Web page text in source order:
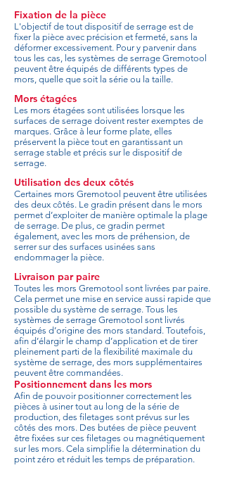
Fixation de la pièce
L'objectif de tout dispositif de serrage est de
fixer la pièce avec précision et fermeté, sans la
déformer excessivement. Pour y parvenir dans
tous les cas, les systèmes de serrage Gremotool
peuvent être équipés de différents types de
mors, quelle que soit la série ou la taille.
Mors étagées
Les mors étagées sont utilisées lorsque les
surfaces de serrage doivent rester exemptes de
marques. Grâce à leur forme plate, elles
préservent la pièce tout en garantissant un
serrage stable et précis sur le dispositif de
serrage.
Utilisation des deux côtés
Certaines mors Gremotool peuvent être utilisées
des deux côtés. Le gradin présent dans le mors
permet d’exploiter de manière optimale la plage
de serrage. De plus, ce gradin permet
également, avec les mors de préhension, de
serrer sur des surfaces usinées sans
endommager la pièce.
Livraison par paire
Toutes les mors Gremotool sont livrées par paire.
Cela permet une mise en service aussi rapide que
possible du système de serrage. Tous les
systèmes de serrage Gremotool sont livrés
équipés d’origine des mors standard. Toutefois,
afin d’élargir le champ d’application et de tirer
pleinement parti de la flexibilité maximale du
système de serrage, des mors supplémentaires
peuvent être commandées.
Positionnement dans les mors
Afin de pouvoir positionner correctement les
pièces à usiner tout au long de la série de
production, des filetages sont prévus sur les
côtés des mors. Des butées de pièce peuvent
être fixées sur ces filetages ou magnétiquement
sur les mors. Cela simplifie la détermination du
point zéro et réduit les temps de préparation.